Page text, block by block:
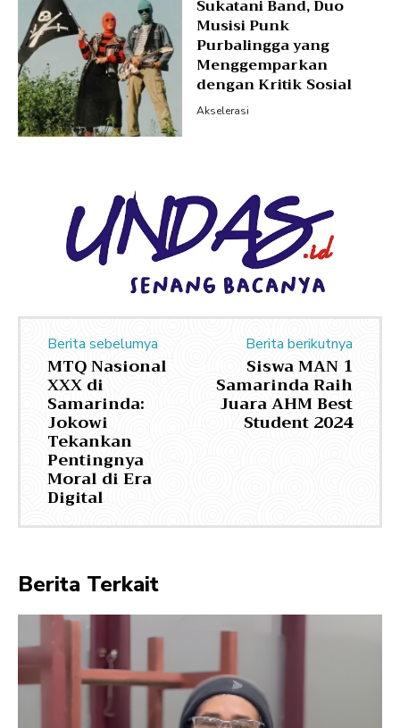
Sukatani Band, Duo
Musisi Punk
Purbalingga yang
Menggemparkan
dengan Kritik Sosial
Akselerasi
Berita sebelumya
MTQ Nasional
XXX di
Samarinda:
Jokowi
Tekankan
Pentingnya
Moral di Era
Digital
Berita berikutnya
Siswa MAN 1
Samarinda Raih
Juara AHM Best
Student 2024
Berita Terkait